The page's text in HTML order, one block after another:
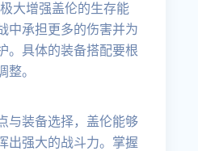
大增强盖伦的生存能
中承担更多的伤害并为
。具体的装备搭配要根
整。
与装备选择，盖伦能够
出强大的战斗力。掌握